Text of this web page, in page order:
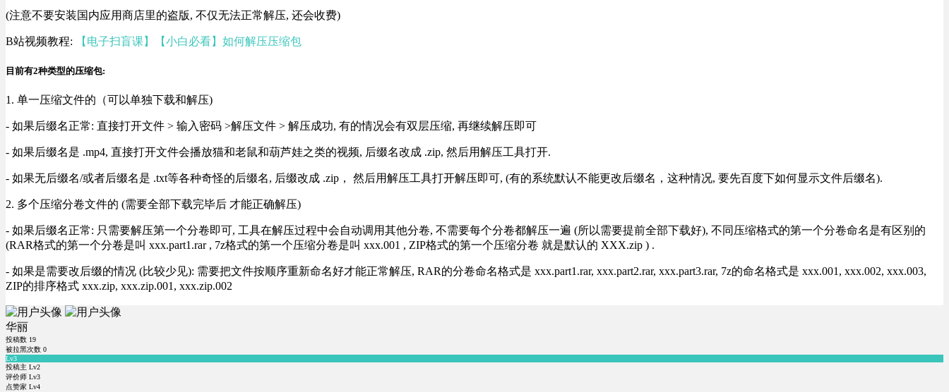
(注意不要安装国内应用商店里的盗版, 不仅无法正常解压, 还会收费)
B站视频教程: 【电子扫盲课】【小白必看】如何解压压缩包
目前有2种类型的压缩包:
1. 单一压缩文件的（可以单独下载和解压)
- 如果后缀名正常: 直接打开文件 > 输入密码 >解压文件 > 解压成功, 有的情况会有双层压缩, 再继续解压即可
- 如果后缀名是 .mp4, 直接打开文件会播放猫和老鼠和葫芦娃之类的视频, 后缀名改成 .zip, 然后用解压工具打开.
- 如果无后缀名/或者后缀名是 .txt等各种奇怪的后缀名, 后缀改成 .zip， 然后用解压工具打开解压即可, (有的系统默认不能更改后缀名，这种情况, 要先百度下如何显示文件后缀名).
2. 多个压缩分卷文件的 (需要全部下载完毕后 才能正确解压)
- 如果后缀名正常: 只需要解压第一个分卷即可, 工具在解压过程中会自动调用其他分卷, 不需要每个分卷都解压一遍 (所以需要提前全部下载好), 不同压缩格式的第一个分卷命名是有区别的
(RAR格式的第一个分卷是叫 xxx.part1.rar , 7z格式的第一个压缩分卷是叫 xxx.001 , ZIP格式的第一个压缩分卷 就是默认的 XXX.zip ) .
- 如果是需要改后缀的情况 (比较少见): 需要把文件按顺序重新命名好才能正常解压, RAR的分卷命名格式是 xxx.part1.rar, xxx.part2.rar, xxx.part3.rar, 7z的命名格式是 xxx.001, xxx.002, xxx.003,
ZIP的排序格式 xxx.zip, xxx.zip.001, xxx.zip.002
华丽
投稿数 19
被拉黑次数 0
Lv3
投稿主 Lv2
评价师 Lv3
点赞家 Lv4